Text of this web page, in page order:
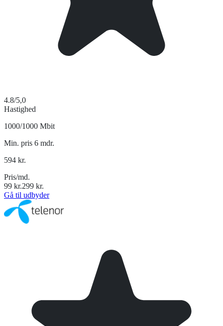
4.8/5,0
Hastighed
1000/1000 Mbit
Min. pris 6 mdr.
594 kr.
Pris/md.
99 kr.299 kr.
Gå til udbyder